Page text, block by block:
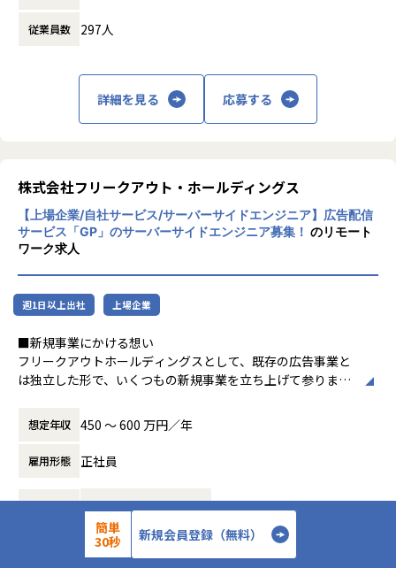
・データパイプライン基盤システム
・セグメント作成ツール（Webブラウザアプリケーション）
ポジションの魅力
けるプロダクトを開発できるスキルを獲得できる
・高いレベルのエンジニアと共に業務することで成長できる
環境がある
・データ領域で活躍するためのスキルを基礎から学ぶことが
・プロダクト開発エンジニアやテクニカル領域のPM等、
様々なキャリアを広げることができる
・データエンジニアリング領域の充実した研修環境
【業務の変更の範囲】
無
私たちはこの言葉を企業のVisionとしていま
す。
とらえること。
期待を大きく超える新たな価値を共に創り出
すこと。皆さまがサービスの成長を志したと
きに、
けることを目指しています。
従業員数 297人
詳細を見る 応募する
株式会社フリークアウト・ホールディングス
【上場企業/自社サービス/サーバーサイドエンジニア】広告配信
サービス「GP」のサーバーサイドエンジニア募集！ のリモート
ワーク求人
週1日以上出社 上場企業
■新規事業にかける想い
フリークアウトホールディングスとして、既存の広告事業と
は独立した形で、いくつもの新規事業を立ち上げて参りまし
新規事業のテーマはいくつかあり、それぞれのテーマに基づ
いて１テーマ１チームを結成、これまでの既存事業のプロダ
クト開発のノウハウを活かしながらも、チームでプロダクト
の成長を目指します。新しいチームの中心メンバーとしてプ
動画広告に関する新規事業を展開する、株式会社GPでの業務
想定年収 450 〜 600 万円／年
雇用形態 正社員
職種 インフラエンジニア
サーバーサイドエンジニア
簡単
30秒
新規会員登録（無料）